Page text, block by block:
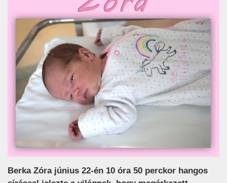
Berka Zóra június 22-én 10 óra 50 perckor hangos